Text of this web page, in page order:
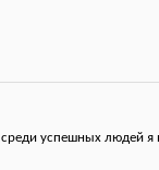
среди успешных людей я